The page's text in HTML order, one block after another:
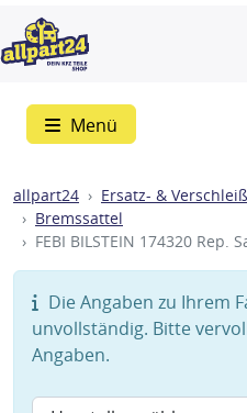
Menü
allpart24 Ersatz- &
Bremssattel
FEBI BILSTEIN 174320 Rep.
Die Angaben zu Ihrem
unvollständig. Bitte
Angaben.